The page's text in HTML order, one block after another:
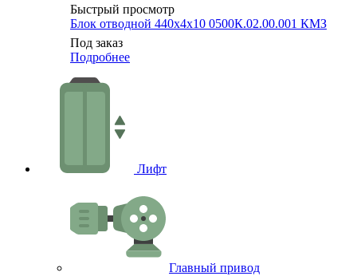
Быстрый просмотр
Блок отводной 440х4х10 0500К.02.00.001 КМЗ
Под заказ
Подробнее
Лифт
Главный привод